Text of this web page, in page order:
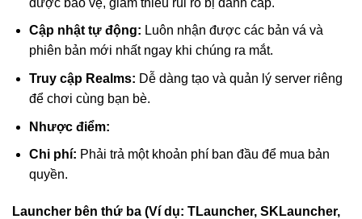
Cập nhật tự động: Luôn nhận được các bản vá và
phiên bản mới nhất ngay khi chúng ra mắt.
Truy cập Realms: Dễ dàng tạo và quản lý server riêng
để chơi cùng bạn bè.
Nhược điểm:
Chi phí: Phải trả một khoản phí ban đầu để mua bản
quyền.
Launcher bên thứ ba (Ví dụ: TLauncher, SKLauncher,